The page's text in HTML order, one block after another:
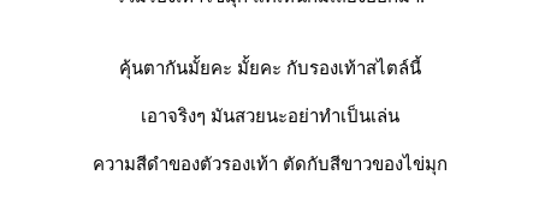
คุ้นตากันมั้ยคะ มั้ยคะ กับรองเท้าสไตล์นี้
เอาจริงๆ มันสวยนะอย่าทำเป็นเล่น
ความสีดำของตัวรองเท้า ตัดกับสีขาวของไข่มุก